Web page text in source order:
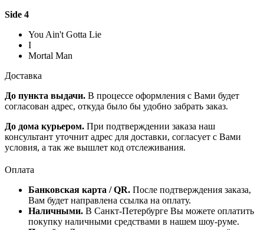
Side 4
You Ain't Gotta Lie
I
Mortal Man
Доставка
До пункта выдачи. В процессе оформления с Вами будет
согласован адрес, откуда было бы удобно забрать заказ.
До дома курьером. При подтверждении заказа наш
консультант уточнит адрес для доставки, согласует с Вами
условия, а так же вышлет код отслеживания.
Оплата
Банковская карта / QR. После подтверждения заказа,
Вам будет направлена ссылка на оплату.
Наличными. В Санкт-Петербурге Вы можете оплатить
покупку наличными средствами в нашем шоу-руме.